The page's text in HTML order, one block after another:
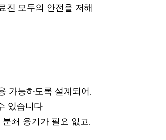
진 모두의 안전을 저해
가능하도록 설계되어,
있습니다.
쇄 용기가 필요 없고,